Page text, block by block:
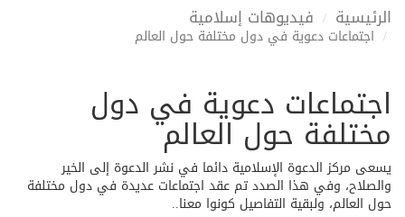
الرئيسية فيديوهات إسلامية
اجتماعات دعوية في دول مختلفة حول العالم
اجتماعات دعوية في دول
مختلفة حول العالم
يسعى مركز الدعوة الإسلامية دائما في نشر الدعوة إلى الخير
والصلاح، وفي هذا الصدد تم عقد اجتماعات عديدة في دول مختلفة
حول العالم، ولبقية التفاصيل كونوا معنا..